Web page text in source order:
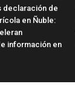
declaración de
en Ñuble:
información en